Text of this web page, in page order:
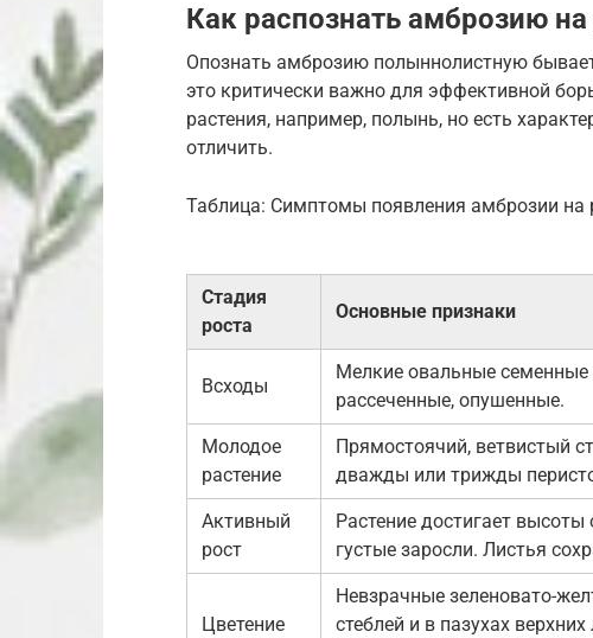
Как распознать амброзию на
Опознать амброзию полыннолистную
это критически важно для эффективной
растения, например, полынь, но есть
отличить.
Таблица: Симптомы появления амброзии на
Стадия
роста
Основные признаки
Всходы
Мелкие овальные семенные
рассеченные, опушенные.
Молодое
растение
Прямостоячий, ветвистый
дважды или трижды
Активный
рост
Растение достигает
густые заросли. Листья
Цветение
Невзрачные зеленовато-
стеблей и в пазухах